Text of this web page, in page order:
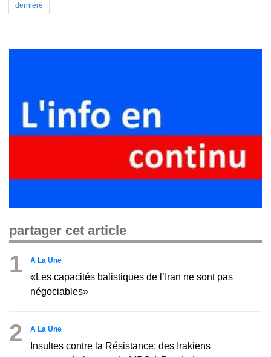
dernière
partager cet article
1 A La Une
«Les capacités balistiques de l’Iran ne sont pas
négociables»
2 A La Une
Insultes contre la Résistance: des Irakiens